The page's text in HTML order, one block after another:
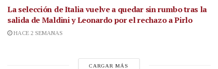
La selección de Italia vuelve a quedar sin rumbo tras la
salida de Maldini y Leonardo por el rechazo a Pirlo
HACE 2 SEMANAS
CARGAR MÁS